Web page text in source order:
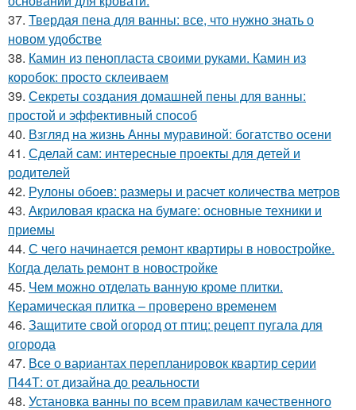
37. Твердая пена для ванны: все, что нужно знать о
новом удобстве
38. Камин из пенопласта своими руками. Камин из
коробок: просто склеиваем
39. Секреты создания домашней пены для ванны:
простой и эффективный способ
40. Взгляд на жизнь Анны муравиной: богатство осени
41. Сделай сам: интересные проекты для детей и
родителей
42. Рулоны обоев: размеры и расчет количества метров
43. Акриловая краска на бумаге: основные техники и
приемы
44. С чего начинается ремонт квартиры в новостройке.
Когда делать ремонт в новостройке
45. Чем можно отделать ванную кроме плитки.
Керамическая плитка – проверено временем
46. Защитите свой огород от птиц: рецепт пугала для
огорода
47. Все о вариантах перепланировок квартир серии
П44Т: от дизайна до реальности
48. Установка ванны по всем правилам качественного